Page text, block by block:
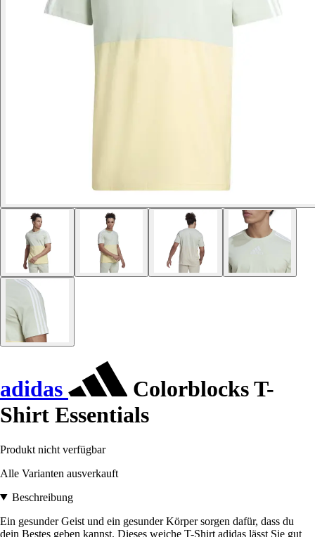
adidas
Colorblocks T-
Shirt Essentials
Produkt nicht verfügbar
Alle Varianten ausverkauft
Beschreibung
Ein gesunder Geist und ein gesunder Körper sorgen dafür, dass du
dein Bestes geben kannst. Dieses weiche T-Shirt adidas lässt Sie gut